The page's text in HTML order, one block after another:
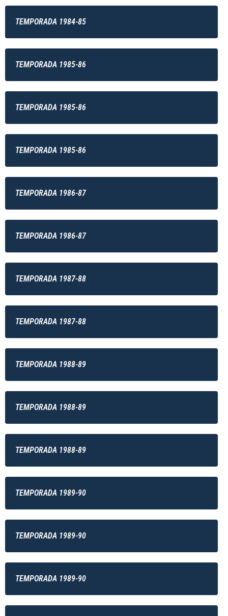
TEMPORADA 1984-85
TEMPORADA 1985-86
TEMPORADA 1985-86
TEMPORADA 1985-86
TEMPORADA 1986-87
TEMPORADA 1986-87
TEMPORADA 1987-88
TEMPORADA 1987-88
TEMPORADA 1988-89
TEMPORADA 1988-89
TEMPORADA 1988-89
TEMPORADA 1989-90
TEMPORADA 1989-90
TEMPORADA 1989-90